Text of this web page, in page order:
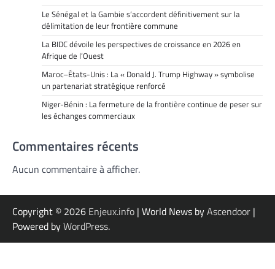
Le Sénégal et la Gambie s’accordent définitivement sur la
délimitation de leur frontière commune
La BIDC dévoile les perspectives de croissance en 2026 en
Afrique de l’Ouest
Maroc–États-Unis : La « Donald J. Trump Highway » symbolise
un partenariat stratégique renforcé
Niger-Bénin : La fermeture de la frontière continue de peser sur
les échanges commerciaux
Commentaires récents
Aucun commentaire à afficher.
Copyright © 2026 Enjeux.info | World News byAscendoor |
Powered byWordPress.